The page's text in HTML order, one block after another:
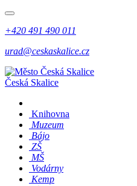
+420 491 490 011
urad@ceskaskalice.cz
Česká Skalice
Knihovna
Muzeum
Bájo
ZŠ
MŠ
Vodárny
Kemp